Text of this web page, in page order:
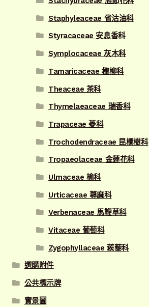
Staphyleaceae 省沽油科
Styracaceae 安息香科
Symplocaceae 灰木科
Tamaricaceae 檉柳科
Theaceae 茶科
Thymelaeaceae 瑞香科
Trapaceae 菱科
Trochodendraceae 昆欄樹科
Tropaeolaceae 金蓮花科
Ulmaceae 榆科
Urticaceae 蕁麻科
Verbenaceae 馬鞭草科
Vitaceae 葡萄科
Zygophyllaceae 蒺藜科
選購附件
公共標示牌
實景圖